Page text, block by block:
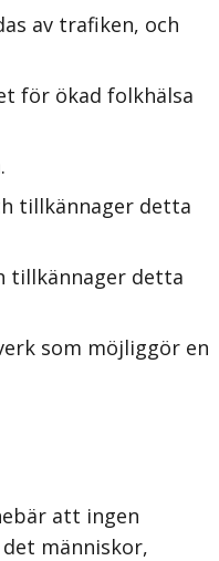
av trafiken, och
för ökad folkhälsa
tillkännager detta
tillkännager detta
som möjliggör en
att ingen
människor,